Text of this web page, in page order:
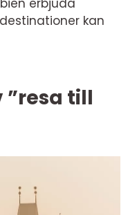
erbjuda
kan
till